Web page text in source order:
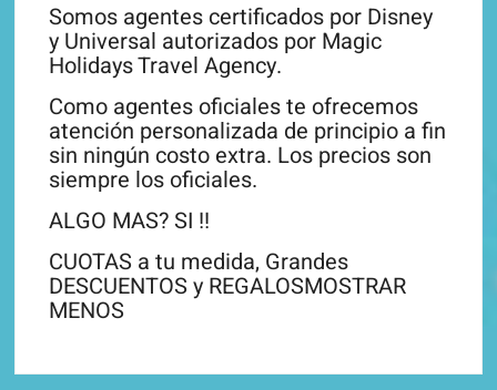
Somos agentes certificados por Disney
y Universal autorizados por Magic
Holidays Travel Agency.
Como agentes oficiales te ofrecemos
atención personalizada de principio a fin
sin ningún costo extra. Los precios son
siempre los oficiales.
ALGO MAS? SI !!
CUOTAS a tu medida, Grandes
DESCUENTOS y REGALOSMOSTRAR
MENOS